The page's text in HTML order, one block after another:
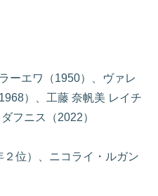
ーエワ（1950）、ヴァレ
）、工藤 奈帆美 レイチ
フニス（2022）
位）、ニコライ・ルガン